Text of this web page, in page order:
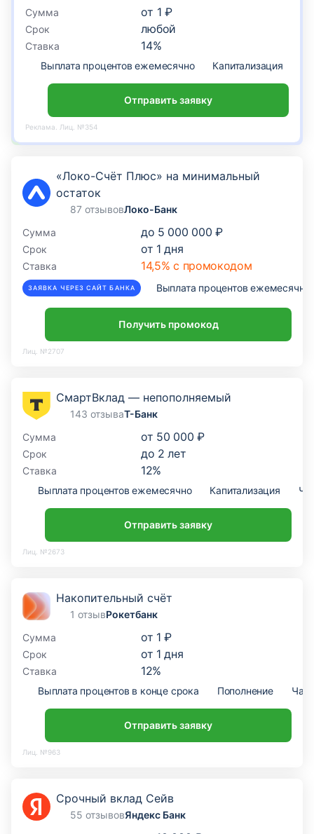
Сумма
от 1 ₽
Срок любой
Ставка 14%
Выплата процентов ежемесячно Капитализация
Отправить заявку
Реклама. Лиц. №354
«Локо-Счёт Плюс» на минимальный
остаток
87 отзывовЛоко-Банк
Сумма
до 5 000 000 ₽
Срок от 1 дня
Ставка 14,5% с промокодом
ЗАЯВКА ЧЕРЕЗ САЙТ БАНКА Выплата процентов ежемесячно
Получить промокод
Лиц. №2707
СмартВклад — непополняемый
143 отзываТ-Банк
Сумма
от 50 000 ₽
Срок до 2 лет
Ставка 12%
Выплата процентов ежемесячно Капитализация
Отправить заявку
Лиц. №2673
Накопительный счёт
1 отзывРокетбанк
Сумма
от 1 ₽
Срок от 1 дня
Ставка 12%
Выплата процентов в конце срока Пополнение
Отправить заявку
Лиц. №963
Срочный вклад Сейв
55 отзывовЯндекс Банк